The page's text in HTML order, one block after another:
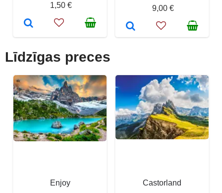
1,50 €
9,00 €
Līdzīgas preces
Enjoy
Castorland